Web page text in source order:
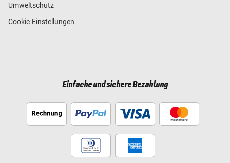
Umweltschutz
Cookie-Einstellungen
Einfache und sichere Bezahlung